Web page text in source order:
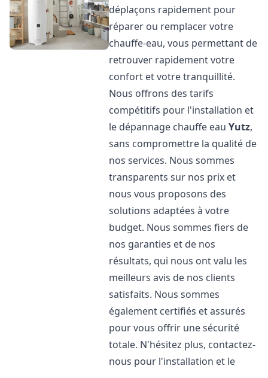
déplaçons rapidement pour
réparer ou remplacer votre
chauffe-eau, vous permettant de
retrouver rapidement votre
confort et votre tranquillité.
Nous offrons des tarifs
compétitifs pour l'installation et
le dépannage chauffe eauYutz,
sans compromettre la qualité de
nos services. Nous sommes
transparents sur nos prix et
nous vous proposons des
solutions adaptées à votre
budget. Nous sommes fiers de
nos garanties et de nos
résultats, qui nous ont valu les
meilleurs avis de nos clients
satisfaits. Nous sommes
également certifiés et assurés
pour vous offrir une sécurité
totale. N'hésitez plus, contactez-
nous pour l'installation et le